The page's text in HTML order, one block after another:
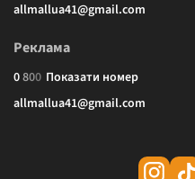
allmallua41@gmail.com
Реклама
0800 Показати номер
allmallua41@gmail.com